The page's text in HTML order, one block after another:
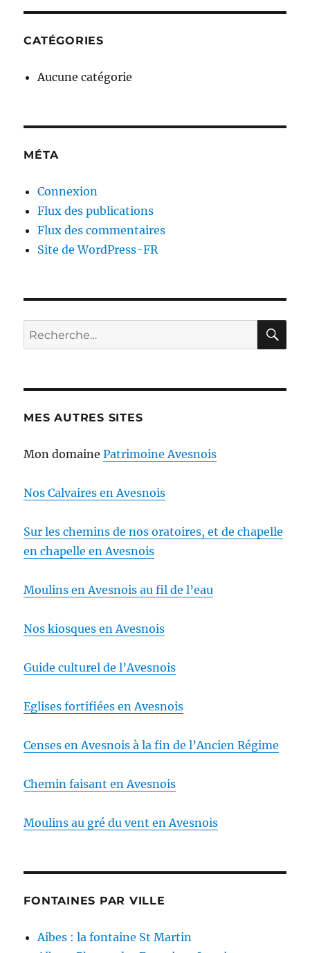
CATÉGORIES
Aucune catégorie
MÉTA
Connexion
Flux des publications
Flux des commentaires
Site de WordPress-FR
Recherche
pour :
MES AUTRES SITES
Mon domainePatrimoine Avesnois
Nos Calvaires en Avesnois
Sur les chemins de nos oratoires, et de chapelle
en chapelle en Avesnois
Moulins en Avesnois au fil de l’eau
Nos kiosques en Avesnois
Guide culturel de l’Avesnois
Eglises fortifiées en Avesnois
Censes en Avesnois à la fin de l’Ancien Régime
Chemin faisant en Avesnois
Moulins au gré du vent en Avesnois
FONTAINES PAR VILLE
Aibes : la fontaine St Martin